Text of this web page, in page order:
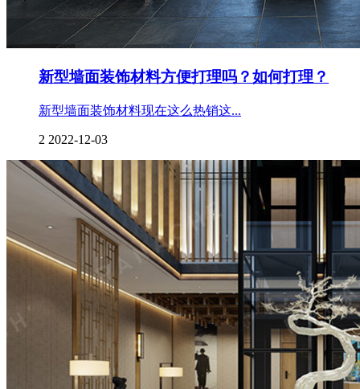
新型墙面装饰材料方便打理吗？如何打理？
新型墙面装饰材料现在这么热销这...
2 2022-12-03